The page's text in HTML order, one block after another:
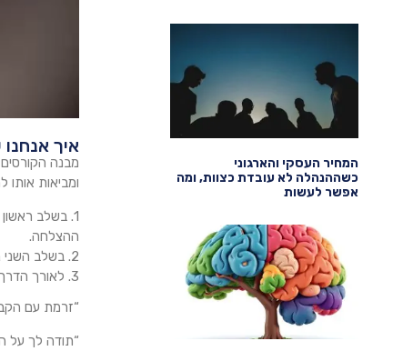
המחיר העסקי והארגוני
כשההנהלה לא עובדת כצוות, ומה
אפשר לעשות
איך
מבנה
ומביאות אותו
1. בשלב
ההצלחה.
2. בשלב השני נייצר קבוצה לומדת, מלוכדת, שמדרבנת ומאתגרת את המשתתפים בה.
3. לאורך הדרך נעשה התאמות ומדידות להבטיח שאנו בדרך הנכונה.
“זרמת עם
“תודה לך על